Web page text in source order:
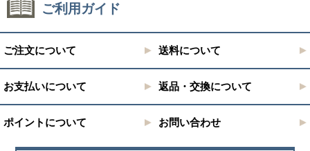
ご利用ガイド
ご注文について 送料について
お支払いについて 返品・交換について
ポイントについて お問い合わせ